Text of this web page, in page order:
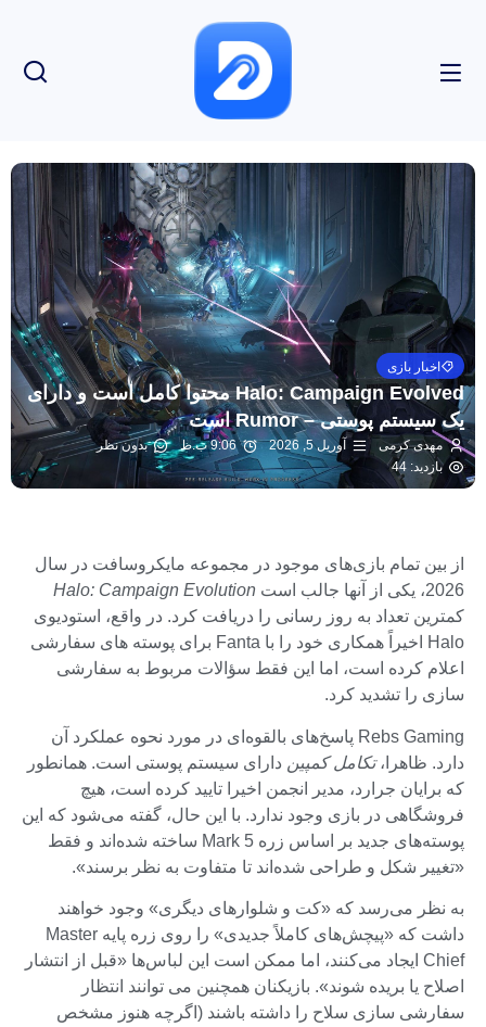
اخبار بازی
Halo: Campaign Evolved محتوا کامل است و دارای
یک سیستم پوستی – Rumor است
مهدی کرمی آوریل 5, 2026 9:06 ب.ظ
بدون نظر
بازدید: 44
از بین تمام بازی‌های موجود در مجموعه مایکروسافت در سال
2026، یکی از آنها جالب است
Halo: Campaign Evolution
کمترین تعداد به روز رسانی را دریافت کرد. در واقع، استودیوی
Halo اخیراً همکاری خود را با Fanta برای پوسته های سفارشی
اعلام کرده است، اما این فقط سؤالات مربوط به سفارشی
سازی را تشدید کرد.
Rebs Gaming پاسخ‌های بالقوه‌ای در مورد نحوه عملکرد آن
دارد. ظاهرا،تکامل کمپین دارای سیستم پوستی است. همانطور
که برایان جرارد، مدیر انجمن اخیرا تایید کرده است، هیچ
فروشگاهی در بازی وجود ندارد. با این حال، گفته می‌شود که این
پوسته‌های جدید بر اساس زره Mark 5 ساخته شده‌اند و فقط
«تغییر شکل و طراحی شده‌اند تا متفاوت به نظر برسند».
به نظر می‌رسد که «کت و شلوارهای دیگری» وجود خواهند
داشت که «پیچش‌های کاملاً جدیدی» را روی زره ​​پایه Master
Chief ایجاد می‌کنند، اما ممکن است این لباس‌ها «قبل از انتشار
اصلاح یا بریده شوند». بازیکنان همچنین می توانند انتظار
سفارشی سازی سلاح را داشته باشند (اگرچه هنوز مشخص